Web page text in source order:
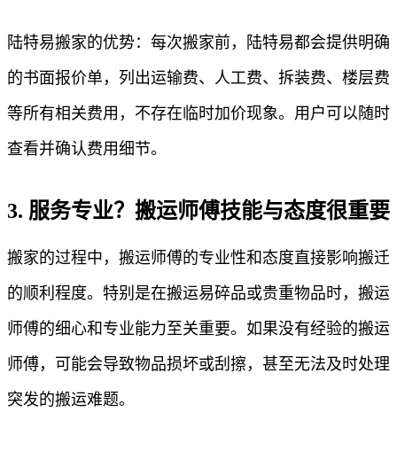
陆特易搬家的优势：每次搬家前，陆特易都会提供明确
的书面报价单，列出运输费、人工费、拆装费、楼层费
等所有相关费用，不存在临时加价现象。用户可以随时
查看并确认费用细节。
3. 服务专业？搬运师傅技能与态度很重要
搬家的过程中，搬运师傅的专业性和态度直接影响搬迁
的顺利程度。特别是在搬运易碎品或贵重物品时，搬运
师傅的细心和专业能力至关重要。如果没有经验的搬运
师傅，可能会导致物品损坏或刮擦，甚至无法及时处理
突发的搬运难题。